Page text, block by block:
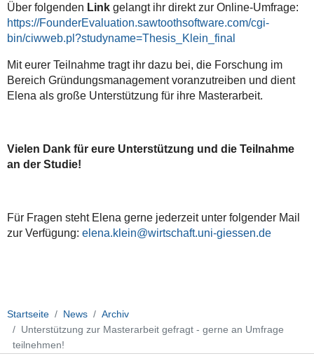
Über folgenden Link gelangt ihr direkt zur Online-Umfrage:
https://FounderEvaluation.sawtoothsoftware.com/cgi-
bin/ciwweb.pl?studyname=Thesis_Klein_final
Mit eurer Teilnahme tragt ihr dazu bei, die Forschung im
Bereich Gründungsmanagement voranzutreiben und dient
Elena als große Unterstützung für ihre Masterarbeit.
Vielen Dank für eure Unterstützung und die Teilnahme
an der Studie!
Für Fragen steht Elena gerne jederzeit unter folgender Mail
zur Verfügung: elena.klein@wirtschaft.uni-giessen.de
Startseite News
Archiv
Unterstützung zur Masterarbeit gefragt - gerne an Umfrage
teilnehmen!